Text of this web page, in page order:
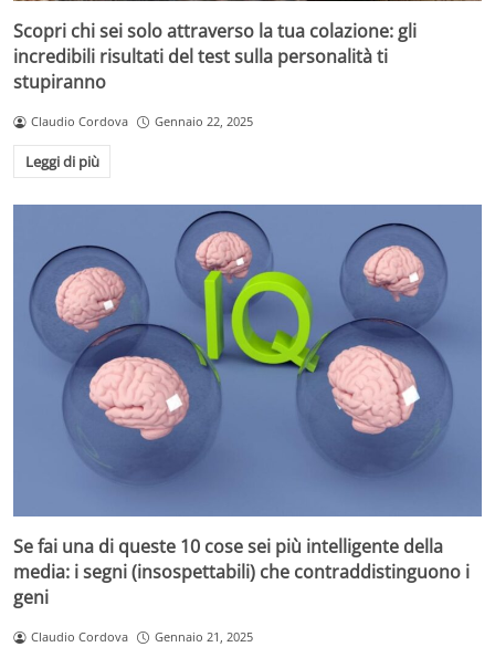
Scopri chi sei solo attraverso la tua colazione: gli
incredibili risultati del test sulla personalità ti
stupiranno
Claudio Cordova Gennaio 22, 2025
Leggi di più
Se fai una di queste 10 cose sei più intelligente della
media: i segni (insospettabili) che contraddistinguono i
geni
Claudio Cordova Gennaio 21, 2025